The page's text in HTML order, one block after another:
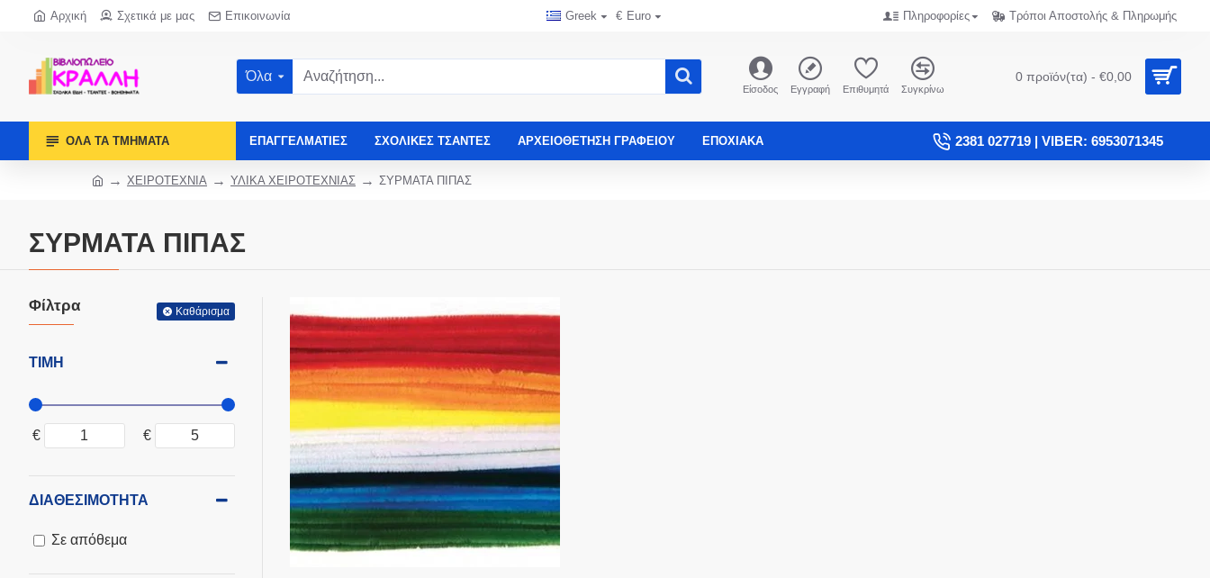
Αρχική Σχετικά με μας Επικοινωνία Greek € Euro Πληροφορίες Τρόποι Αποστολής & Πληρωμής
Όλα
Είσοδος Εγγραφή Επιθυμητά Συγκρίνω
0 προϊόν(τα) - €0,00
ΌΛΑ ΤΑ ΤΜΉΜΑΤΑ ΕΠΑΓΓΕΛΜΑΤΊΕΣ ΣΧΟΛΙΚΈΣ ΤΣΆΝΤΕΣ ΑΡΧΕΙΟΘΈΤΗΣΗ ΓΡΑΦΕΊΟΥ ΕΠΟΧΙΑΚΑ 2381 027719 | VIBER: 6953071345
ΧΕΙΡΟΤΕΧΝΙΑ ΥΛΙΚΑ ΧΕΙΡΟΤΕΧΝΙΑΣ ΣΥΡΜΑΤΑ ΠΙΠΑΣ
ΣΥΡΜΑΤΑ ΠΙΠΑΣ
Φίλτρα Καθάρισμα
ΤΙΜΉ
€ €
ΔΙΑΘΕΣΙΜΌΤΗΤΑ
Σε απόθεμα